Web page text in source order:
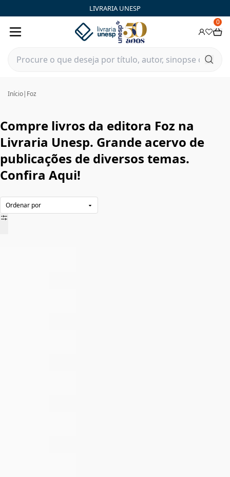
LIVRARIA UNESP
0
Início| Foz
Compre livros da editora Foz na
Livraria Unesp. Grande acervo de
publicações de diversos temas.
Confira Aqui!
Foz|Livraria Unesp | FastStore PLP